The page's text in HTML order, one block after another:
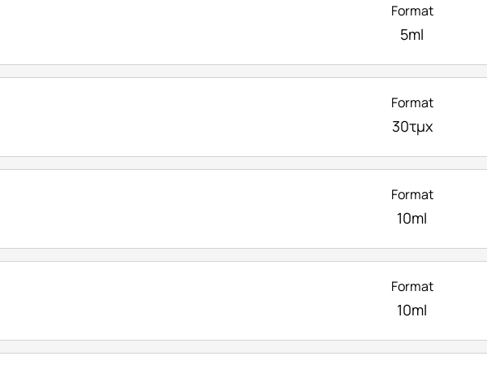
Format
5ml
Format
30τμχ
Format
10ml
Format
10ml